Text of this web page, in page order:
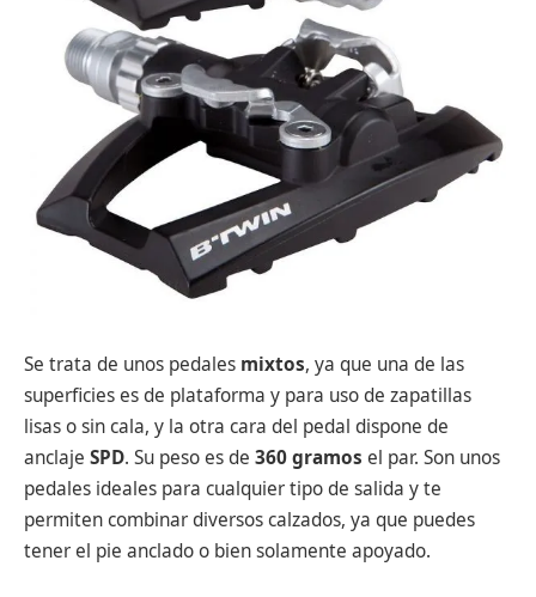
Se trata de unos pedales mixtos, ya que una de las
superficies es de plataforma y para uso de zapatillas
lisas o sin cala, y la otra cara del pedal dispone de
anclaje SPD. Su peso es de 360 gramos el par. Son unos
pedales ideales para cualquier tipo de salida y te
permiten combinar diversos calzados, ya que puedes
tener el pie anclado o bien solamente apoyado.